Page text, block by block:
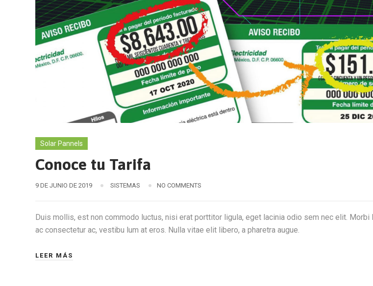
Solar Pannels
Conoce tu Tarifa
9 DE JUNIO DE 2019 SISTEMAS NO COMMENTS
Duis mollis, est non commodo luctus, nisi erat porttitor ligula, eget lacinia odio sem nec elit. Morbi
ac consectetur ac, vestibu lum at eros. Nulla vitae elit libero, a pharetra augue.
LEER MÁS